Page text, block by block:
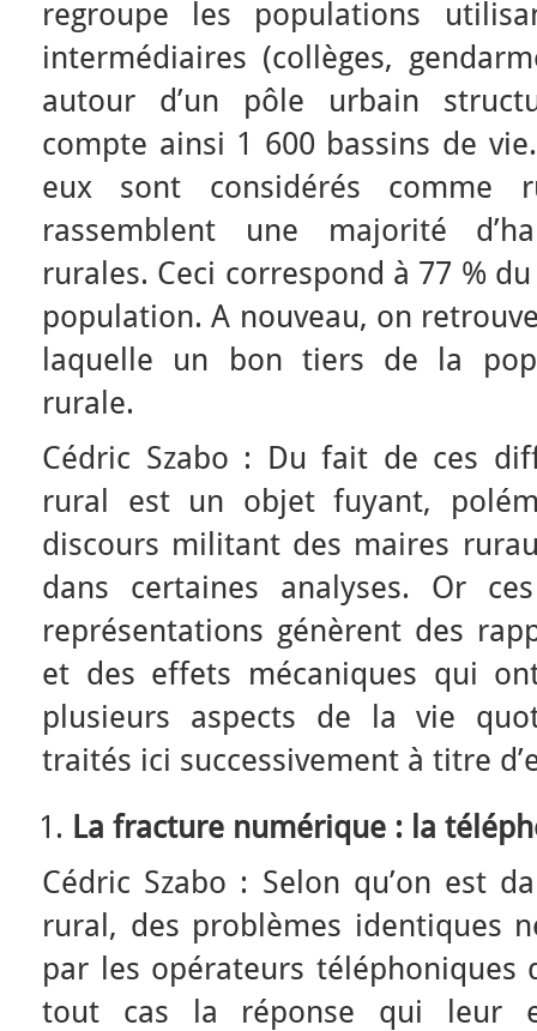
regroupe les populations
intermédiaires (collèges,
autour d’un pôle urbain
compte ainsi 1 600 bassins de
eux sont considérés comme
rassemblent une majorité
rurales. Ceci correspond à 77 %
population. A nouveau, on
laquelle un bon tiers de la
rurale.
Cédric Szabo : Du fait de ces
rural est un objet fuyant,
discours militant des maires
dans certaines analyses. Or
représentations génèrent des
et des effets mécaniques qui
plusieurs aspects de la vie
traités ici successivement à titre
La fracture numérique : la
Cédric Szabo : Selon qu’on est
rural, des problèmes identiques
par les opérateurs téléphoniques
tout cas la réponse qui leur